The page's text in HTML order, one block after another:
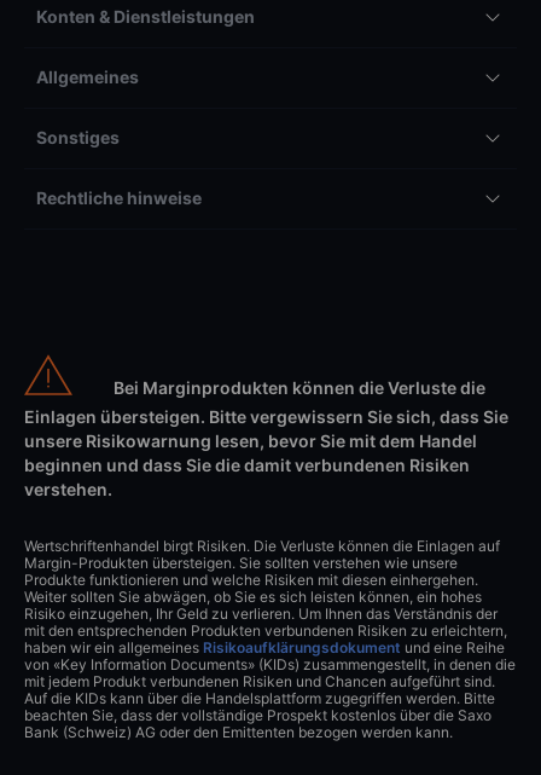
Konten & Dienstleistungen
Allgemeines
Sonstiges
Rechtliche hinweise
Bei Marginprodukten können die Verluste die
Einlagen übersteigen. Bitte vergewissern Sie sich, dass Sie
unsere Risikowarnung lesen, bevor Sie mit dem Handel
beginnen und dass Sie die damit verbundenen Risiken
verstehen.
Wertschriftenhandel birgt Risiken. Die Verluste können die Einlagen auf
Margin-Produkten übersteigen. Sie sollten verstehen wie unsere
Produkte funktionieren und welche Risiken mit diesen einhergehen.
Weiter sollten Sie abwägen, ob Sie es sich leisten können, ein hohes
Risiko einzugehen, Ihr Geld zu verlieren. Um Ihnen das Verständnis der
mit den entsprechenden Produkten verbundenen Risiken zu erleichtern,
haben wir ein allgemeines Risikoaufklärungsdokument und eine Reihe
von «Key Information Documents» (KIDs) zusammengestellt, in denen die
mit jedem Produkt verbundenen Risiken und Chancen aufgeführt sind.
Auf die KIDs kann über die Handelsplattform zugegriffen werden. Bitte
beachten Sie, dass der vollständige Prospekt kostenlos über die Saxo
Bank (Schweiz) AG oder den Emittenten bezogen werden kann.